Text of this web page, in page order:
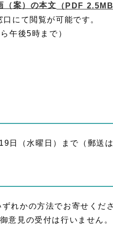
（案）の本文 （PDF 2.5MB
にて閲覧が可能です。
午後5時まで）
日（水曜日）まで（郵送は
れかの方法でお寄せくださ
意見の受付は行いません。